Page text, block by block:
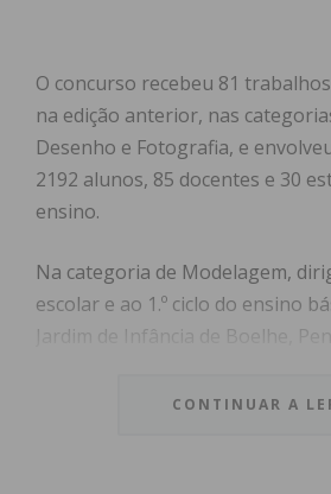
O concurso recebeu 81
na edição anterior, nas
Desenho e Fotografia, e
2192 alunos, 85 docentes e 30
ensino.
Na categoria de Modelagem,
escolar e ao 1.º ciclo do ensino
Jardim de Infância de Boelhe,
Escola Básica de Santiago de
CONTINUAR A